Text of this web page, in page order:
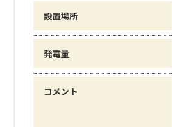
設置場所
発電量
コメント